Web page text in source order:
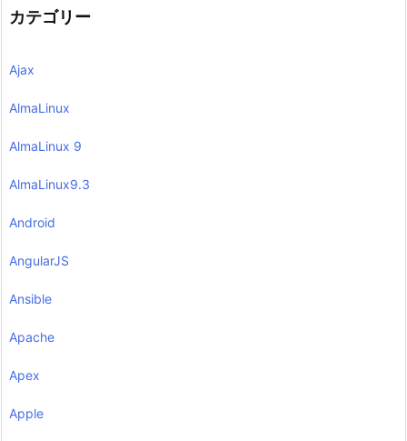
カテゴリー
Ajax
AlmaLinux
AlmaLinux 9
AlmaLinux9.3
Android
AngularJS
Ansible
Apache
Apex
Apple